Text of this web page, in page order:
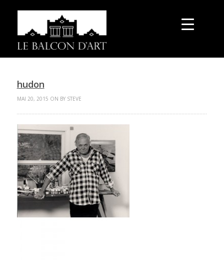
hudon
MAI 20, 2015 ON BY STEVE